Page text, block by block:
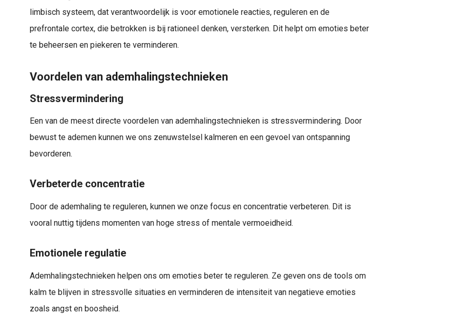
limbisch systeem, dat verantwoordelijk is voor emotionele reacties, reguleren en de
prefrontale cortex, die betrokken is bij rationeel denken, versterken. Dit helpt om emoties beter
te beheersen en piekeren te verminderen.
Voordelen van ademhalingstechnieken
Stressvermindering
Een van de meest directe voordelen van ademhalingstechnieken is stressvermindering. Door
bewust te ademen kunnen we ons zenuwstelsel kalmeren en een gevoel van ontspanning
bevorderen.
Verbeterde concentratie
Door de ademhaling te reguleren, kunnen we onze focus en concentratie verbeteren. Dit is
vooral nuttig tijdens momenten van hoge stress of mentale vermoeidheid.
Emotionele regulatie
Ademhalingstechnieken helpen ons om emoties beter te reguleren. Ze geven ons de tools om
kalm te blijven in stressvolle situaties en verminderen de intensiteit van negatieve emoties
zoals angst en boosheid.